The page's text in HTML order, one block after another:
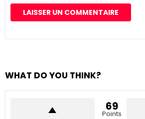
WHAT DO YOU THINK?
69
Points